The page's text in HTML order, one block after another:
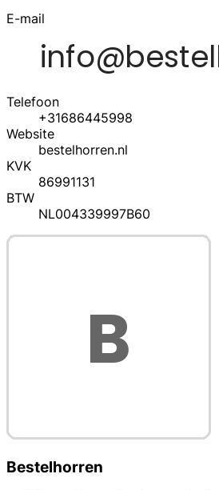
E-mail
Telefoon
+31686445998
Website
bestelhorren.nl
KVK
86991131
BTW
NL004339997B60
Bestelhorren